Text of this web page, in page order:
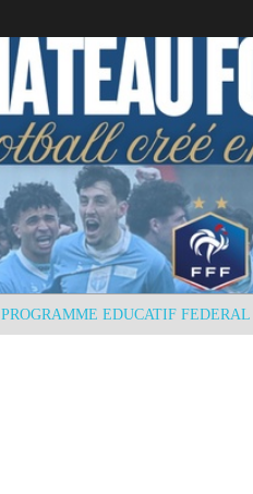
PROGRAMME EDUCATIF FEDERAL